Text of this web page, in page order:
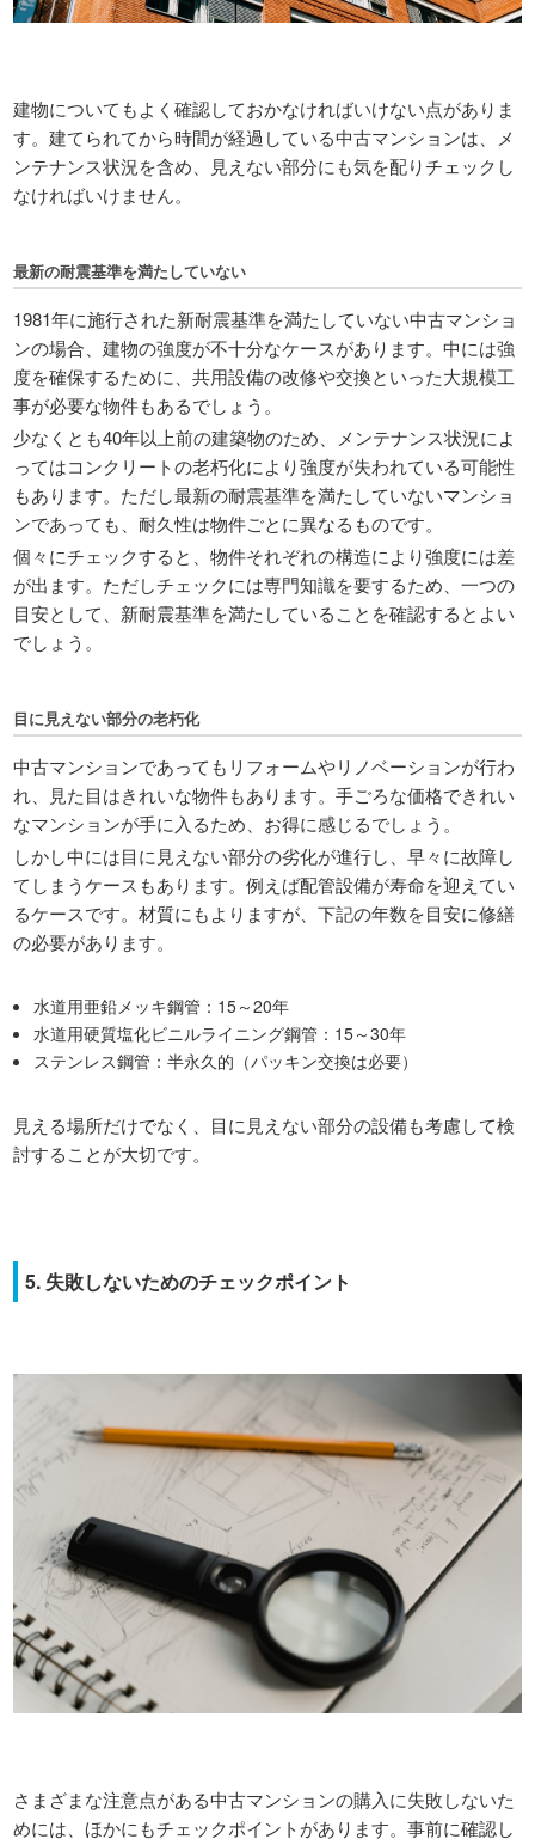
建物についてもよく確認しておかなければいけない点がありま
す。建てられてから時間が経過している中古マンションは、メ
ンテナンス状況を含め、見えない部分にも気を配りチェックし
なければいけません。
最新の耐震基準を満たしていない
1981年に施行された新耐震基準を満たしていない中古マンショ
ンの場合、建物の強度が不十分なケースがあります。中には強
度を確保するために、共用設備の改修や交換といった大規模工
事が必要な物件もあるでしょう。
少なくとも40年以上前の建築物のため、メンテナンス状況によ
ってはコンクリートの老朽化により強度が失われている可能性
もあります。ただし最新の耐震基準を満たしていないマンショ
ンであっても、耐久性は物件ごとに異なるものです。
個々にチェックすると、物件それぞれの構造により強度には差
が出ます。ただしチェックには専門知識を要するため、一つの
目安として、新耐震基準を満たしていることを確認するとよい
でしょう。
目に見えない部分の老朽化
中古マンションであってもリフォームやリノベーションが行わ
れ、見た目はきれいな物件もあります。手ごろな価格できれい
なマンションが手に入るため、お得に感じるでしょう。
しかし中には目に見えない部分の劣化が進行し、早々に故障し
てしまうケースもあります。例えば配管設備が寿命を迎えてい
るケースです。材質にもよりますが、下記の年数を目安に修繕
の必要があります。
水道用亜鉛メッキ鋼管：15～20年
水道用硬質塩化ビニルライニング鋼管：15～30年
ステンレス鋼管：半永久的（パッキン交換は必要）
見える場所だけでなく、目に見えない部分の設備も考慮して検
討することが大切です。
5. 失敗しないためのチェックポイント
さまざまな注意点がある中古マンションの購入に失敗しないた
めには、ほかにもチェックポイントがあります。事前に確認し